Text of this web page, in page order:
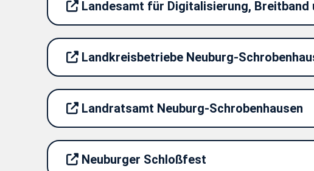
Landesamt für Digitalisierung, Breitband
Landkreisbetriebe Neuburg-
Landratsamt Neuburg-Schrobenhausen
Neuburger Schloßfest